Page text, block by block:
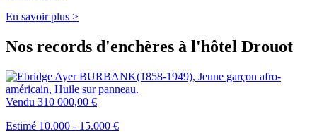
En savoir plus >
Nos records d'enchères à l'hôtel Drouot
Vendu 310 000,00 €
Estimé 10.000 - 15.000 €